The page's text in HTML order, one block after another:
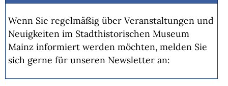
Wenn Sie regelmäßig über Veranstaltungen und
Neuigkeiten im Stadthistorischen Museum
Mainz informiert werden möchten, melden Sie
sich gerne für unseren Newsletter an: